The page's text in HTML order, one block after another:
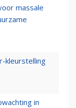
massale
kleurstelling
in